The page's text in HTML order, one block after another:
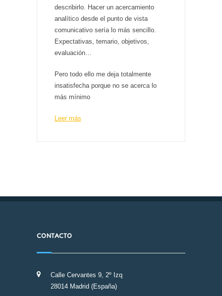
describirlo. Hacer un acercamiento
analítico desde el punto de vista
comunicativo sería lo más sencillo.
Expectativas, temario, objetivos,
evaluación…
Pero todo ello me deja totalmente
insatisfecha porque no se acerca lo
más mínimo
Leer más
CONTACTO
Calle Cervantes 9, 2º Izq
28014 Madrid (España)